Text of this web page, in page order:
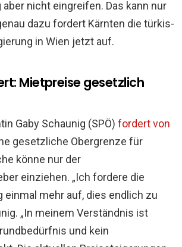
nicht eingreifen. Das kann nur
dazu fordert Kärnten die türkis-
in Wien jetzt auf.
Mietpreise gesetzlich
Gaby Schaunig (SPÖ) fordert von
gesetzliche Obergrenze für
könne nur der
einziehen. „Ich fordere die
einmal mehr auf, dies endlich zu
„In meinem Verständnis ist
und kein